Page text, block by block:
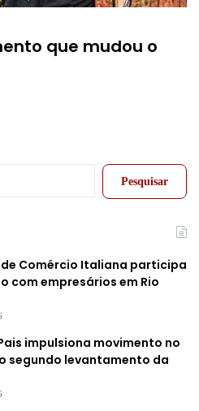
que mudou o
Pesquisar
Comércio Italiana participa
com empresários em Rio
impulsiona movimento no
segundo levantamento da